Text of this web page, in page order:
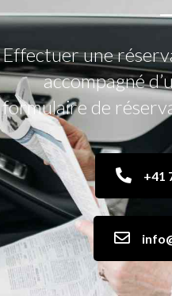
Effectuer une
accompagné
formulaire de
+41